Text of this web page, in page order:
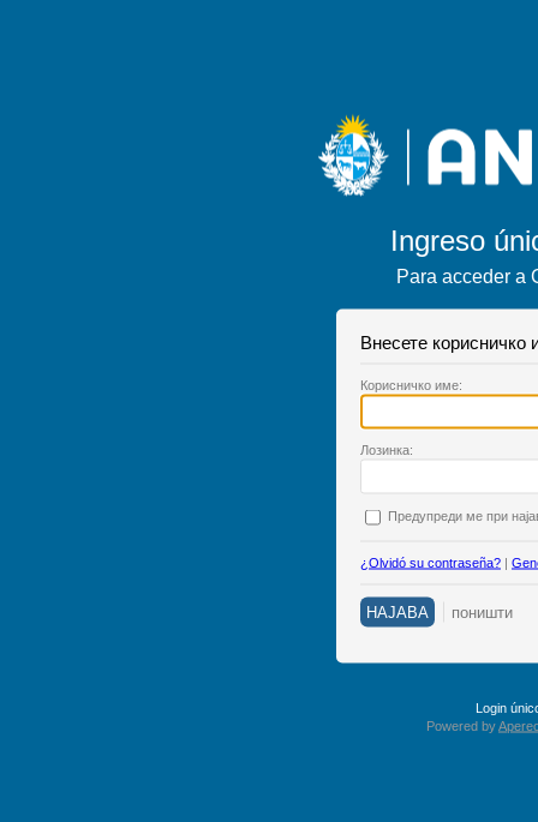
Ingreso
Para acceder a
Внесете корисничко
Корисничко име:
Лозинка:
Предупреди ме при
¿Olvidó su contraseña? |
Login
Powered by